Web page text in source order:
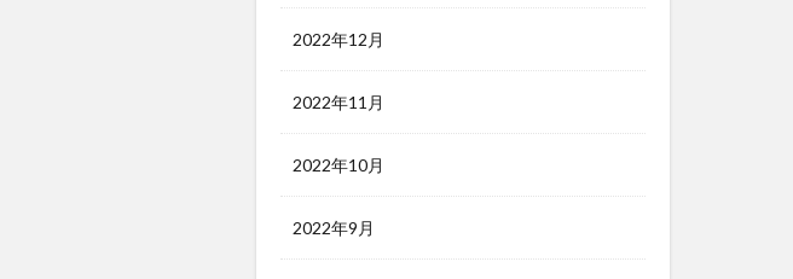
2022年12月
2022年11月
2022年10月
2022年9月